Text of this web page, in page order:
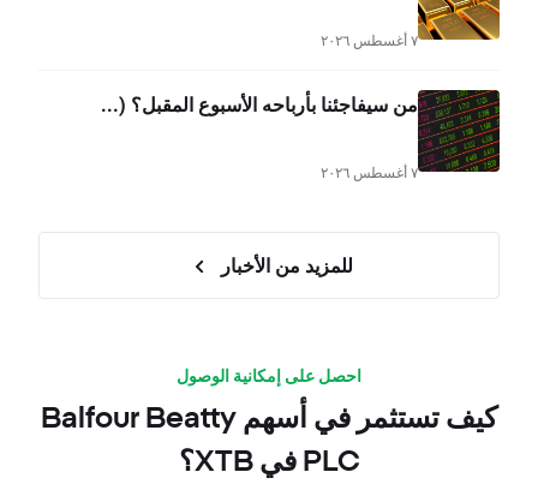
٧ أغسطس ٢٠٢٦
من سيفاجئنا بأرباحه الأسبوع المقبل؟ (...
٧ أغسطس ٢٠٢٦
للمزيد من الأخبار
احصل على إمكانية الوصول
كيف تستثمر في أسهم Balfour Beatty
PLC في XTB؟